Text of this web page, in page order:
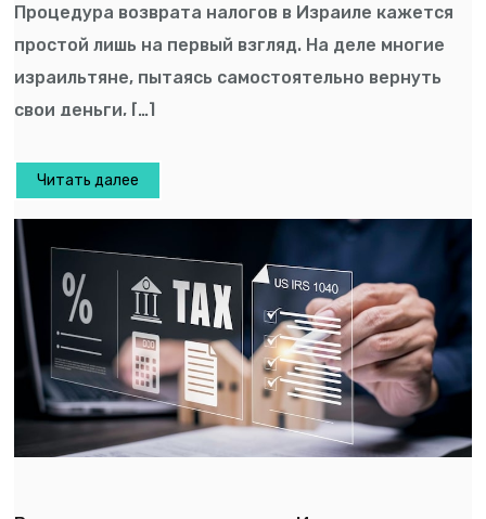
Процедура возврата налогов в Израиле кажется
простой лишь на первый взгляд. На деле многие
израильтяне, пытаясь самостоятельно вернуть
свои деньги, […]
Читать далее